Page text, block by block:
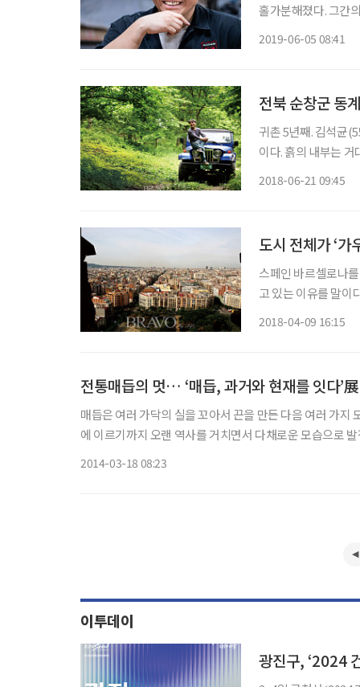
홀가분해졌다. 그간
2019-06-05 08:41
전북 순창군 동
귀촌 5년째. 김석균
이다. 흙의 내부는
2018-06-21 09:45
도시 전체가 ‘가
스페인 바르셀로나
고 있는 이유를 말이
2018-04-09 16:15
전통매듭의 멋… ‘매듭, 과거와 현재를 잇다’展
매듭은 여러 가닥의 실을 꼬아서 끈을 만든 다음 여러 가
에 이르기까지 오랜 역사를 거치면서 다채로운 모습으로
2014-03-18 08:23
이투데이
광진구, ‘2024